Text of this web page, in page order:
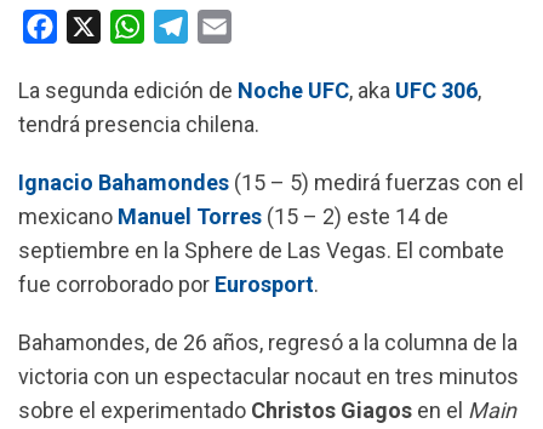
c
e
o
o
k
W
a
t
A
p
p
l
e
r
a
m
a
i
La segunda edición de Noche UFC, aka UFC 306,
tendrá presencia chilena.
Ignacio Bahamondes (15 – 5) medirá fuerzas con el
mexicano Manuel Torres (15 – 2) este 14 de
septiembre en la Sphere de Las Vegas. El combate
fue corroborado por Eurosport.
Bahamondes, de 26 años, regresó a la columna de la
victoria con un espectacular nocaut en tres minutos
sobre el experimentado Christos Giagos en el Main